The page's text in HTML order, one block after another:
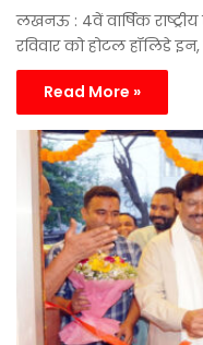
लखनऊ : 4वें वार्षिक
रविवार को होटल हॉलिडे
Read More »